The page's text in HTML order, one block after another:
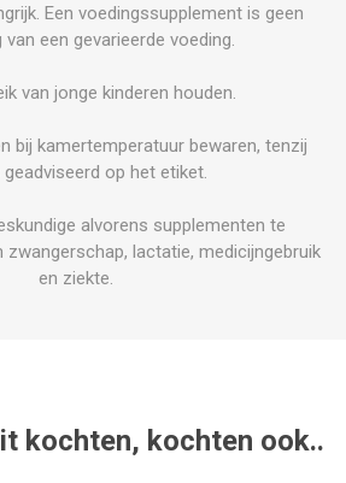
Een voedingssupplement is geen
van een gevarieerde voeding.
van jonge kinderen houden.
bij kamertemperatuur bewaren, tenzij
geadviseerd op het etiket.
alvorens supplementen te
zwangerschap, lactatie, medicijngebruik
en ziekte.
kochten, kochten ook..